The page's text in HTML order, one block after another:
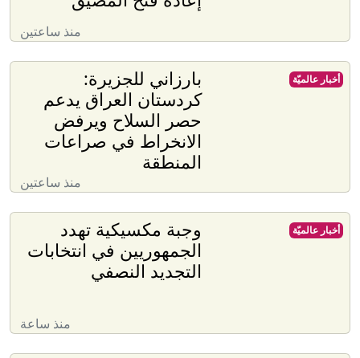
منذ ساعتين
بارزاني للجزيرة:
كردستان العراق يدعم
حصر السلاح ويرفض
الانخراط في صراعات
المنطقة
منذ ساعتين
أخبار عالميّة
وجبة مكسيكية تهدد
الجمهوريين في انتخابات
التجديد النصفي
منذ ساعة
أخبار عالميّة